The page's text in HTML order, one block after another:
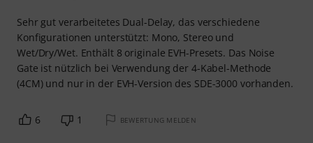
Sehr gut verarbeitetes Dual-Delay, das verschiedene
Konfigurationen unterstützt: Mono, Stereo und
Wet/Dry/Wet. Enthält 8 originale EVH-Presets. Das Noise
Gate ist nützlich bei Verwendung der 4-Kabel-Methode
(4CM) und nur in der EVH-Version des SDE-3000 vorhanden.
6 1 BEWERTUNG MELDEN